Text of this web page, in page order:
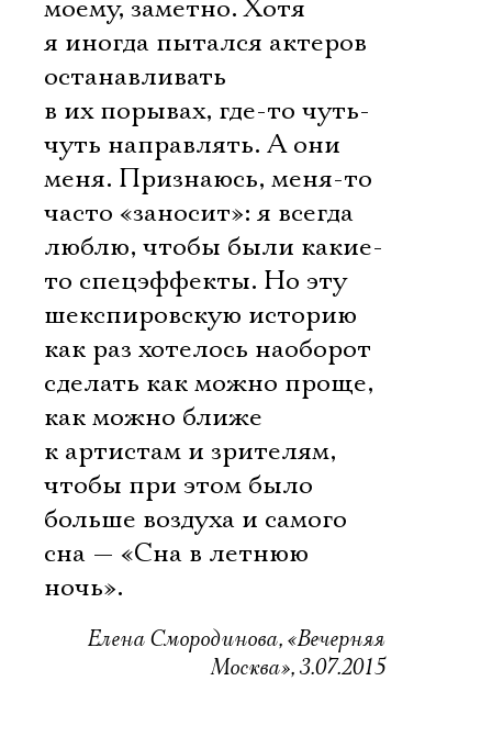
моему, заметно. Хотя
я иногда пытался актеров
останавливать
в их порывах, где-то чуть-
чуть направлять. А они
меня. Признаюсь, меня-то
часто «заносит»: я всегда
люблю, чтобы были какие-
то спецэффекты. Но эту
шекспировскую историю
как раз хотелось наоборот
сделать как можно проще,
как можно ближе
к артистам и зрителям,
чтобы при этом было
больше воздуха и самого
сна — «Сна в летнюю
ночь».
Елена Смородинова, «Вечерняя
Москва», 3.07.2015
Имя
Ознакомиться